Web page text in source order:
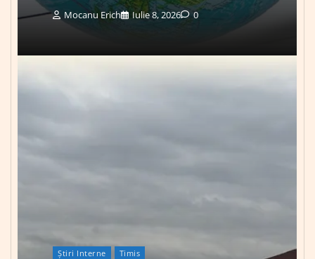
Mocanu Erich Iulie 8, 2026 0
Știri Interne Timis